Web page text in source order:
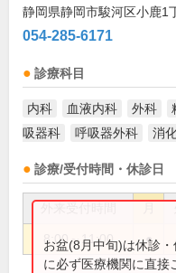
静岡県静岡市駿河区小鹿1
054-285-6171
診療科目
内科 血液内科 外科
吸器科
呼吸器外科 消
診療/受付時間・休診日
8:00～11:00 ●
お盆(8月中旬)は休診
に必ず医療機関に直接